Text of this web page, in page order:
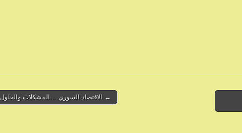
← الاقتصاد السوري …المشكلات والحلول